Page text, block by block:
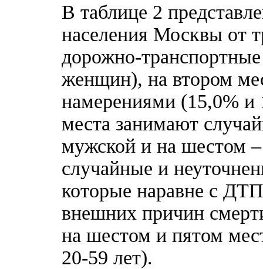
В таблице 2
населения Москвы от
дорожно-
женщин), на втором
намерениями (15,0% и
места занимают
мужской и на шестом –
случайные и
которые наравне с
внешних причин
на шестом и пятом
20-59 лет).